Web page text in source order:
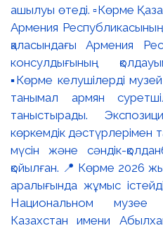
ашылуы өтеді. ▫️Көрме
Армения Республикасының
қаласындағы Армения
консулдығының
▪️Көрме келушілерді
танымал армян
таныстырады.
көркемдік дәстүрлерімен
мүсін және сәндік-
қойылған. 📍 Көрме 2026
аралығында жұмыс
Национальном музее
Казахстан имени